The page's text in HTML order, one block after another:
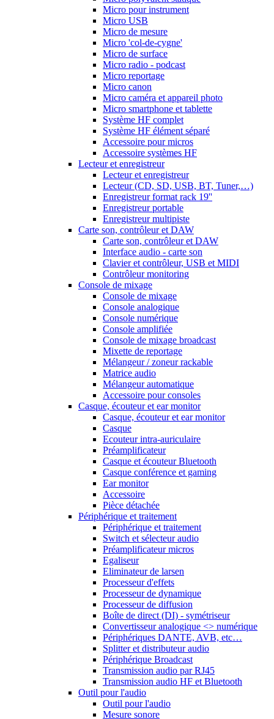
Micro pour instrument
Micro USB
Micro de mesure
Micro 'col-de-cygne'
Micro de surface
Micro radio - podcast
Micro reportage
Micro canon
Micro caméra et appareil photo
Micro smartphone et tablette
Système HF complet
Système HF élément séparé
Accessoire pour micros
Accessoire systèmes HF
Lecteur et enregistreur
Lecteur et enregistreur
Lecteur (CD, SD, USB, BT, Tuner,…)
Enregistreur format rack 19''
Enregistreur portable
Enregistreur multipiste
Carte son, contrôleur et DAW
Carte son, contrôleur et DAW
Interface audio - carte son
Clavier et contrôleur, USB et MIDI
Contrôleur monitoring
Console de mixage
Console de mixage
Console analogique
Console numérique
Console amplifiée
Console de mixage broadcast
Mixette de reportage
Mélangeur / zoneur rackable
Matrice audio
Mélangeur automatique
Accessoire pour consoles
Casque, écouteur et ear monitor
Casque, écouteur et ear monitor
Casque
Ecouteur intra-auriculaire
Préamplificateur
Casque et écouteur Bluetooth
Casque conférence et gaming
Ear monitor
Accessoire
Pièce détachée
Périphérique et traitement
Périphérique et traitement
Switch et sélecteur audio
Préamplificateur micros
Egaliseur
Eliminateur de larsen
Processeur d'effets
Processeur de dynamique
Processeur de diffusion
Boîte de direct (DI) - symétriseur
Convertisseur analogique <> numérique
Périphériques DANTE, AVB, etc…
Splitter et distributeur audio
Périphérique Broadcast
Transmission audio par RJ45
Transmission audio HF et Bluetooth
Outil pour l'audio
Outil pour l'audio
Mesure sonore